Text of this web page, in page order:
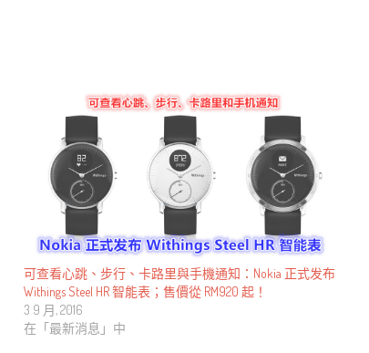
可查看心跳、步行、卡路里與手機通知：Nokia 正式发布
Withings Steel HR 智能表；售價從 RM920 起！
3 9 月, 2016
在「最新消息」中